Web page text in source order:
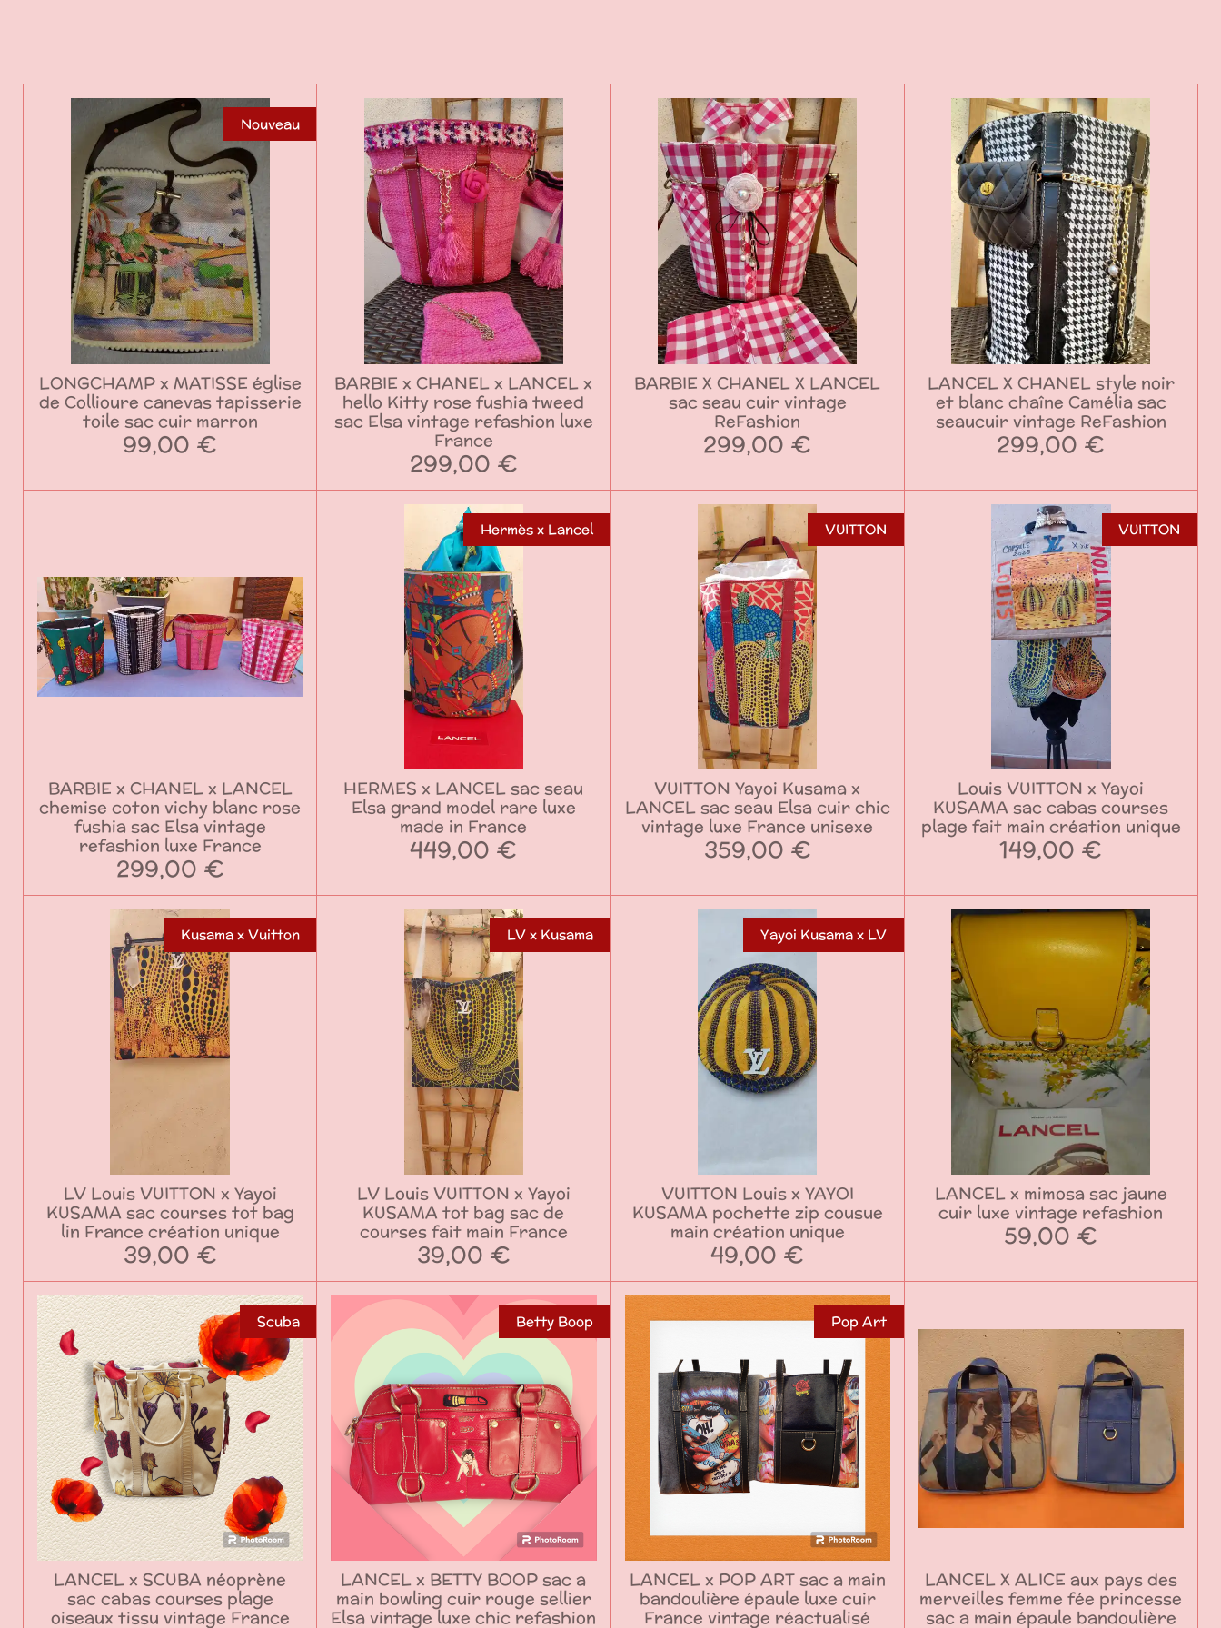
Nouveau
LONGCHAMP x MATISSE église
de Collioure canevas tapisserie
toile sac cuir marron
99,00 €
BARBIE x CHANEL x LANCEL x
hello Kitty rose fushia tweed
sac Elsa vintage refashion luxe
France
299,00 €
BARBIE X CHANEL X LANCEL
sac seau cuir vintage
ReFashion
299,00 €
LANCEL X CHANEL style noir
et blanc chaîne Camélia sac
seaucuir vintage ReFashion
299,00 €
BARBIE x CHANEL x LANCEL
chemise coton vichy blanc rose
fushia sac Elsa vintage
refashion luxe France
299,00 €
Hermès x Lancel
HERMES x LANCEL sac seau
Elsa grand model rare luxe
made in France
449,00 €
VUITTON
VUITTON Yayoi Kusama x
LANCEL sac seau Elsa cuir chic
vintage luxe France unisexe
359,00 €
VUITTON
Louis VUITTON x Yayoi
KUSAMA sac cabas courses
plage fait main création unique
149,00 €
Kusama x Vuitton
LV Louis VUITTON x Yayoi
KUSAMA sac courses tot bag
lin France création unique
39,00 €
LV x Kusama
LV Louis VUITTON x Yayoi
KUSAMA tot bag sac de
courses fait main France
39,00 €
Yayoi Kusama x LV
VUITTON Louis x YAYOI
KUSAMA pochette zip cousue
main création unique
49,00 €
LANCEL x mimosa sac jaune
cuir luxe vintage refashion
59,00 €
Scuba
LANCEL x SCUBA néoprène
sac cabas courses plage
oiseaux tissu vintage France
Betty Boop
LANCEL x BETTY BOOP sac a
main bowling cuir rouge sellier
Elsa vintage luxe chic refashion
Pop Art
LANCEL x POP ART sac a main
bandoulière épaule luxe cuir
France vintage réactualisé
LANCEL X ALICE aux pays des
merveilles femme fée princesse
sac a main épaule bandoulière